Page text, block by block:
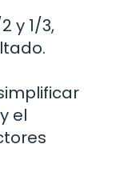
y 1/3,
el